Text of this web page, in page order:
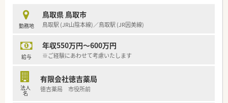
います。
安心・安全な仕組みとして、調剤監査システムとして「監査支援
システム」「一包化監査支援システム」「散剤監査機」「電子薬歴管
■８店舗中5店舗にクリーンベンチを設置されているなど、鳥取
市内の在宅医療にも積極的です。
■がんの専門領域の専門性を高めるため、鳥取市内の中核病院様
とも連携をされています。
勤務地
鳥取県 鳥取市
鳥取駅 (JR山陰本線)／鳥取駅 (JR因美線)
給与
年収550万円～600万円
※ご経験にあわせて考慮いたします
法人
名
有限会社徳吉薬局
徳吉薬局 市役所前